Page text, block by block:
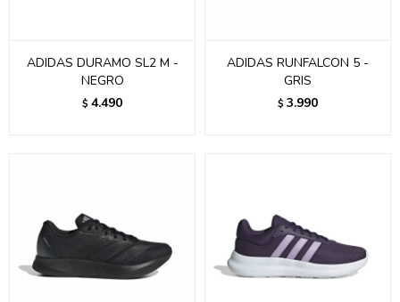
ADIDAS DURAMO SL2 M -
NEGRO
$ 4.490
ADIDAS RUNFALCON 5 -
GRIS
$ 3.990